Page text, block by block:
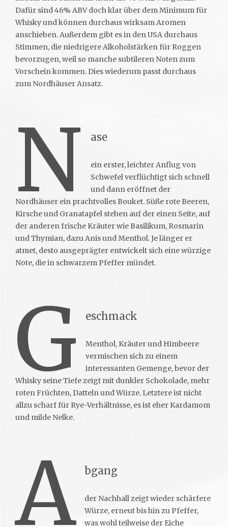
Dafür sind 46% ABV doch klar über dem Minimum für
Whisky und können durchaus wirksam Aromen
anschieben. Außerdem gibt es in den USA durchaus
Stimmen, die niedrigere Alkoholstärken für Roggen
bevorzugen, weil so manche subtileren Noten zum
Vorschein kommen. Dies wiederum passt durchaus
zum Nordhäuser Ansatz.
N ase
ein erster, leichter Anflug von
Schwefel verflüchtigt sich schnell
und dann eröffnet der
Nordhäuser ein prachtvolles Bouket. Süße rote Beeren,
Kirsche und Granatapfel stehen auf der einen Seite, auf
der anderen frische Kräuter wie Basilikum, Rosmarin
und Thymian, dazu Anis und Menthol. Je länger er
atmet, desto ausgeprägter entwickelt sich eine würzige
Note, die in schwarzem Pfeffer mündet.
G eschmack
Menthol, Kräuter und Himbeere
vermischen sich zu einem
interessanten Gemenge, bevor der
Whisky seine Tiefe zeigt mit dunkler Schokolade, mehr
roten Früchten, Datteln und Würze. Letztere ist nicht
allzu scharf für Rye-Verhältnisse, es ist eher Kardamom
und milde Nelke.
A bgang
der Nachhall zeigt wieder schärfere
Würze, erneut bis hin zu Pfeffer,
was wohl teilweise der Eiche